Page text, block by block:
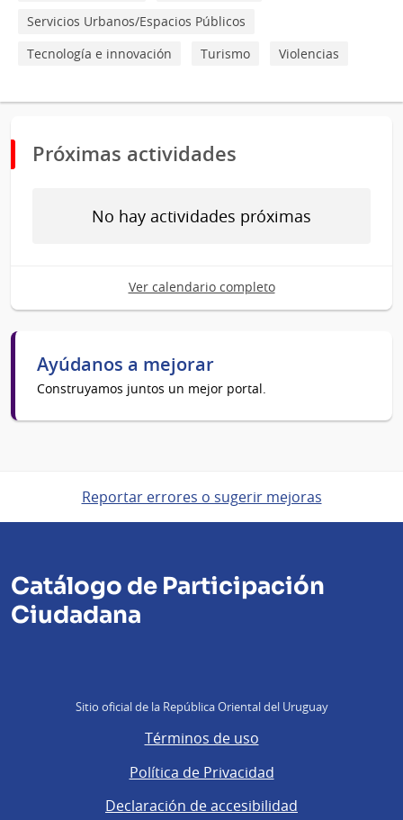
Servicios Urbanos/Espacios Públicos
Tecnología e innovación
Turismo Violencias
Próximas actividades
No hay actividades próximas
Ver calendario completo
Ayúdanos a mejorar
Construyamos juntos un mejor portal.
Reportar errores o sugerir mejoras
Catálogo de Participación
Ciudadana
Sitio oficial de la República Oriental del Uruguay
Términos de uso
Política de Privacidad
Declaración de accesibilidad